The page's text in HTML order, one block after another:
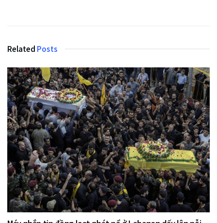
Related Posts